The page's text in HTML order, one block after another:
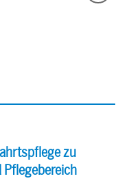
zu
Pflegebereich